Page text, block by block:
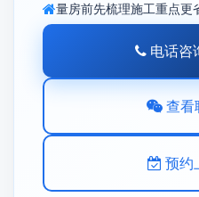
量房前先梳理施工重点更
电话咨
查看
预约